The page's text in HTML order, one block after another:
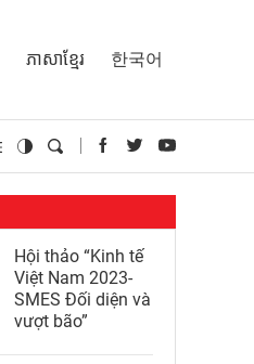
ភាសាខ្មែរ 한국어
Hội thảo “Kinh tế
Việt Nam 2023-
SMES Đối diện và
vượt bão”